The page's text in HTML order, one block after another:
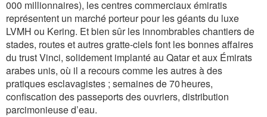
000 millionnaires), les centres commerciaux émiratis
représentent un marché porteur pour les géants du luxe
LVMH ou Kering. Et bien sûr les innombrables chantiers de
stades, routes et autres gratte-ciels font les bonnes affaires
du trust Vinci, solidement implanté au Qatar et aux Émirats
arabes unis, où il a recours comme les autres à des
pratiques esclavagistes ; semaines de 70 heures,
confiscation des passeports des ouvriers, distribution
parcimonieuse d’eau.